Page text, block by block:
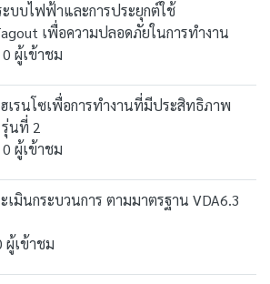
บบไฟฟ้าและการประยุกต์ใช้
เพื่อความปลอดภัยในการทำงาน
ผู้เข้าชม
เรนโซเพื่อการทำงานที่มีประสิทธิภาพ
รุ่นที่ 2
ผู้เข้าชม
เมินกระบวนการ ตามมาตรฐาน VDA6.3
ผู้เข้าชม